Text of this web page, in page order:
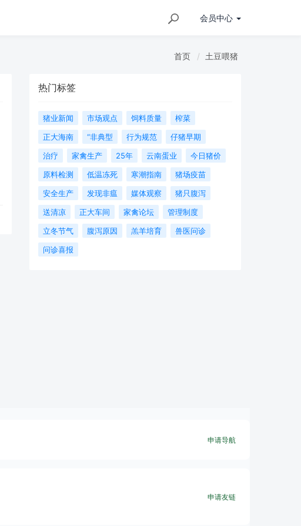
会员中心
首页 土豆喂猪
热门标签
猪业新闻 市场观点 饲料质量
榨菜
正大海南
“非典型 行为规范
仔猪早期
治疗
家禽生产 25年 云南蛋业
今日猪价
原料检测
低温冻死 寒潮指南
猪场疫苗
安全生产
发现非瘟 媒体观察
猪只腹泻
送清凉
正大车间 家禽论坛
管理制度
立冬节气
腹泻原因 羔羊培育
兽医问诊
问诊喜报
申请导航
申请友链